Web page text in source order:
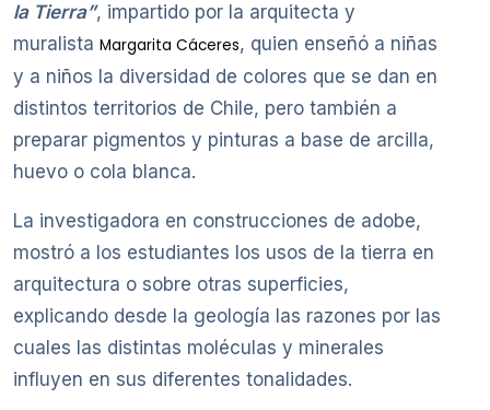
la Tierra”, impartido por la arquitecta y
muralista Margarita Cáceres, quien enseñó a niñas
y a niños la diversidad de colores que se dan en
distintos territorios de Chile, pero también a
preparar pigmentos y pinturas a base de arcilla,
huevo o cola blanca.
La investigadora en construcciones de adobe,
mostró a los estudiantes los usos de la tierra en
arquitectura o sobre otras superficies,
explicando desde la geología las razones por las
cuales las distintas moléculas y minerales
influyen en sus diferentes tonalidades.